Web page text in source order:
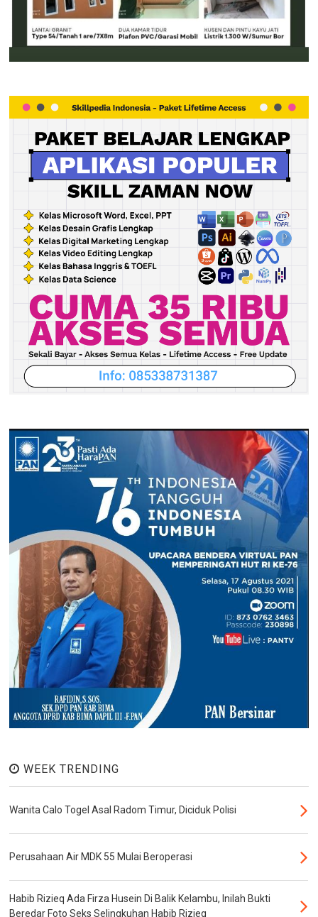
WEEK TRENDING
Wanita Calo Togel Asal Radom Timur, Diciduk Polisi
Perusahaan Air MDK 55 Mulai Beroperasi
Habib Rizieq Ada Firza Husein Di Balik Kelambu, Inilah Bukti
Beredar Foto Seks Selingkuhan Habib Rizieq